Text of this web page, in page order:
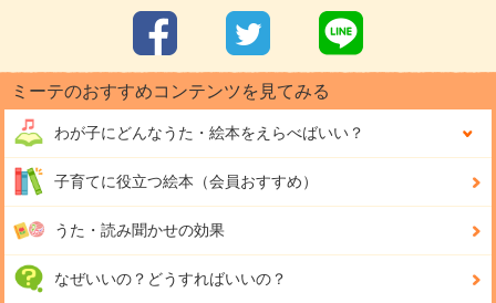
ミーテのおすすめコンテンツを見てみる
わが子にどんなうた・絵本をえらべばいい？
子育てに役立つ絵本（会員おすすめ）
うた・読み聞かせの効果
なぜいいの？どうすればいいの？